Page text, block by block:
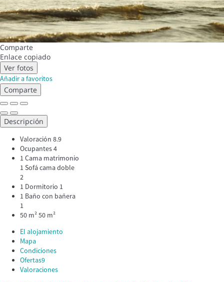
Comparte
Enlace copiado
Ver fotos
Añadir a favoritos
Comparte
Descripción
Valoración 8.9
Ocupantes4
1 Cama matrimonio
1 Sofá cama doble
2
1 Dormitorio 1
1 Baño con bañera
1
50 m²50 m²
El alojamiento
Mapa
Condiciones
Ofertas9
Valoraciones